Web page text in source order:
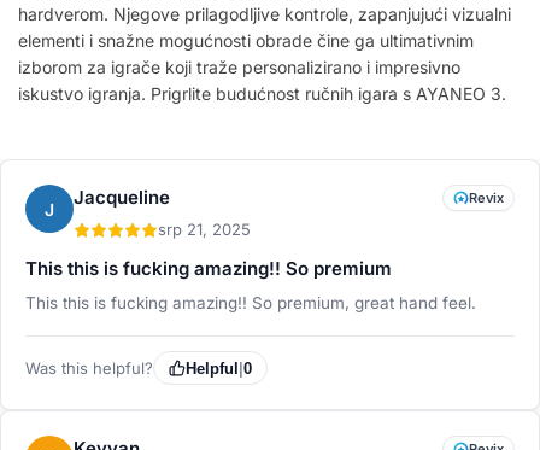
hardverom. Njegove prilagodljive kontrole, zapanjujući vizualni
elementi i snažne mogućnosti obrade čine ga ultimativnim
izborom za igrače koji traže personalizirano i impresivno
iskustvo igranja. Prigrlite budućnost ručnih igara s AYANEO 3.
J Jacqueline
srp 21, 2025
Revix
This this is fucking amazing!! So premium
This this is fucking amazing!! So premium, great hand feel.
Was this helpful? Helpful 0